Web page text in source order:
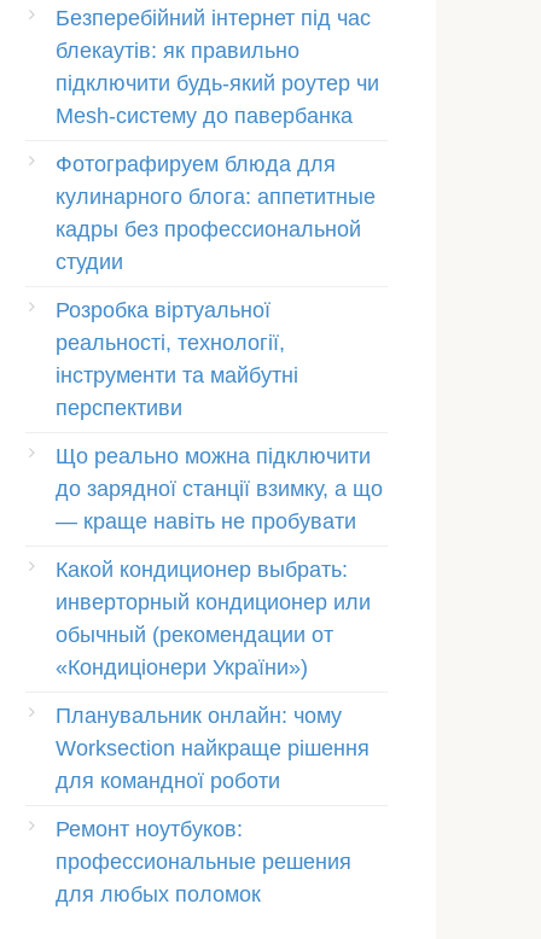
Безперебійний інтернет під час
блекаутів: як правильно
підключити будь-який роутер чи
Mesh-систему до павербанка
Фотографируем блюда для
кулинарного блога: аппетитные
кадры без профессиональной
студии
Розробка віртуальної
реальності, технології,
інструменти та майбутні
перспективи
Що реально можна підключити
до зарядної станції взимку, а що
— краще навіть не пробувати
Какой кондиционер выбрать:
инверторный кондиционер или
обычный (рекомендации от
«Кондиціонери України»)
Планувальник онлайн: чому
Worksection найкраще рішення
для командної роботи
Ремонт ноутбуков:
профессиональные решения
для любых поломок